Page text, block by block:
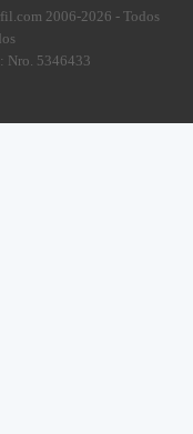
2006-2026 - Todos
Nro. 5346433